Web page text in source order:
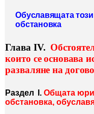
Обуславящата
обстановка
Глава ІV.
които се основава
развалянена
Раздел І.Общата
обстановка,